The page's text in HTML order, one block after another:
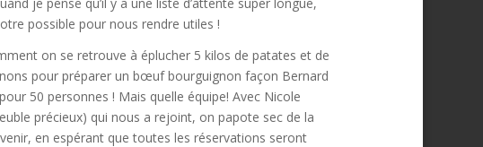
possible pour nous rendre utiles !
on se retrouve à éplucher 5 kilos de patates et de
pour préparer un bœuf bourguignon façon Bernard
50 personnes ! Mais quelle équipe! Avec Nicole
précieux) qui nous a rejoint, on papote sec de la
en espérant que toutes les réservations seront